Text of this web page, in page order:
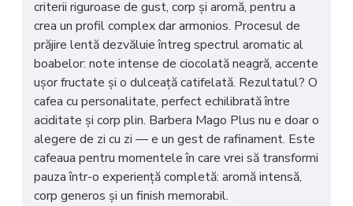
criterii riguroase de gust, corp și aromă, pentru a
crea un profil complex dar armonios. Procesul de
prăjire lentă dezvăluie întreg spectrul aromatic al
boabelor: note intense de ciocolată neagră, accente
ușor fructate și o dulceață catifelată. Rezultatul? O
cafea cu personalitate, perfect echilibrată între
aciditate și corp plin. Barbera Mago Plus nu e doar o
alegere de zi cu zi — e un gest de rafinament. Este
cafeaua pentru momentele în care vrei să transformi
pauza într-o experiență completă: aromă intensă,
corp generos și un finish memorabil.